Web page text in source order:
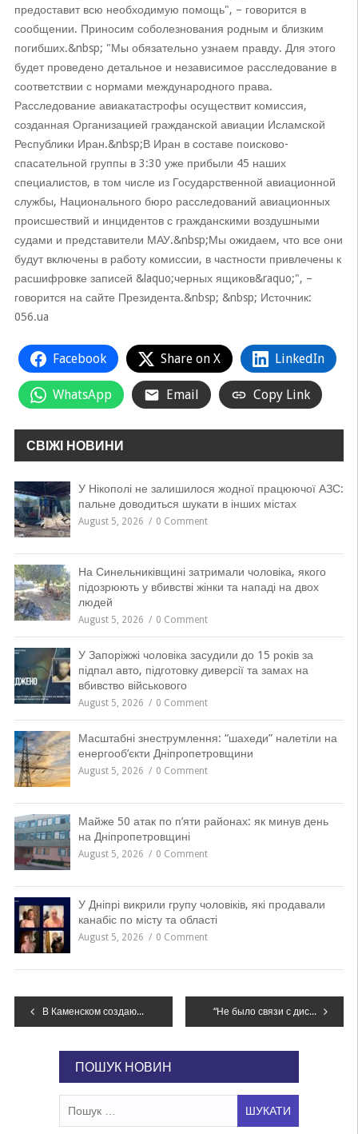
предоставит всю необходимую помощь", – говорится в
сообщении. Приносим соболезнования родным и близким
погибших.&nbsp; "Мы обязательно узнаем правду. Для этого
будет проведено детальное и независимое расследование в
соответствии с нормами международного права.
Расследование авиакатастрофы осуществит комиссия,
созданная Организацией гражданской авиации Исламской
Республики Иран.&nbsp;В Иран в составе поисково-
спасательной группы в 3:30 уже прибыли 45 наших
специалистов, в том числе из Государственной авиационной
службы, Национального бюро расследований авиационных
происшествий и инцидентов с гражданскими воздушными
судами и представители МАУ.&nbsp;Мы ожидаем, что все они
будут включены в работу комиссии, в частности привлечены к
расшифровке записей &laquo;черных ящиков&raquo;", –
говорится на сайте Президента.&nbsp; &nbsp; Источник:
056.ua
Facebook Share on X LinkedIn
WhatsApp Email Copy Link
СВІЖІ НОВИНИ
У Нікополі не залишилося жодної працюючої АЗС:
пальне доводиться шукати в інших містах
August 5, 2026 0 Comment
На Синельниківщині затримали чоловіка, якого
підозрюють у вбивстві жінки та нападі на двох
людей
August 5, 2026 0 Comment
У Запоріжжі чоловіка засудили до 15 років за
підпал авто, підготовку диверсії та замах на
вбивство військового
August 5, 2026 0 Comment
Масштабні знеструмлення: “шахеди” налетіли на
енергооб’єкти Дніпропетровщини
August 5, 2026 0 Comment
Майже 50 атак по п’яти районах: як минув день
на Дніпропетровщині
August 5, 2026 0 Comment
У Дніпрі викрили групу чоловіків, які продавали
канабіс по місту та області
August 5, 2026 0 Comment
Навігація
В Каменском создают места для воспитания сирот “Не было связи с диспетчером”: появились результаты первичной проверки черного ящика боинга “МАУ” и названы основные версии катастрофы, – ВИДЕО
ПОШУК НОВИН